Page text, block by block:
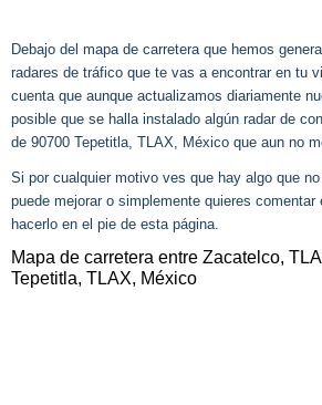
Debajo del mapa de carretera que hemos
radares de tráfico que te vas a encontrar en tu
cuenta que aunque actualizamos diariamente
posible que se halla instalado algún radar de
de 90700 Tepetitla, TLAX, México que aun no
Si por cualquier motivo ves que hay algo que
puede mejorar o simplemente quieres comentar
hacerlo en el pie de esta página.
Mapa de carretera entre Zacatelco,
Tepetitla, TLAX, México